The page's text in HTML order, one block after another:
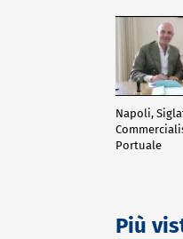
Napoli,
Portuale
Più